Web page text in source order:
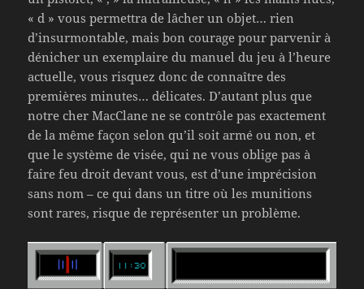
« d » vous permettra de lâcher un objet… rien
d’insurmontable, mais bon courage pour parvenir à
dénicher un exemplaire du manuel du jeu à l’heure
actuelle, vous risquez donc de connaître des
premières minutes… délicates. D’autant plus que
notre cher MacClane ne se contrôle pas exactement
de la même façon selon qu’il soit armé ou non, et
que le système de visée, qui ne vous oblige pas à
faire feu droit devant vous, est d’une imprécision
sans nom – ce qui dans un titre où les munitions
sont rares, risque de représenter un problème.